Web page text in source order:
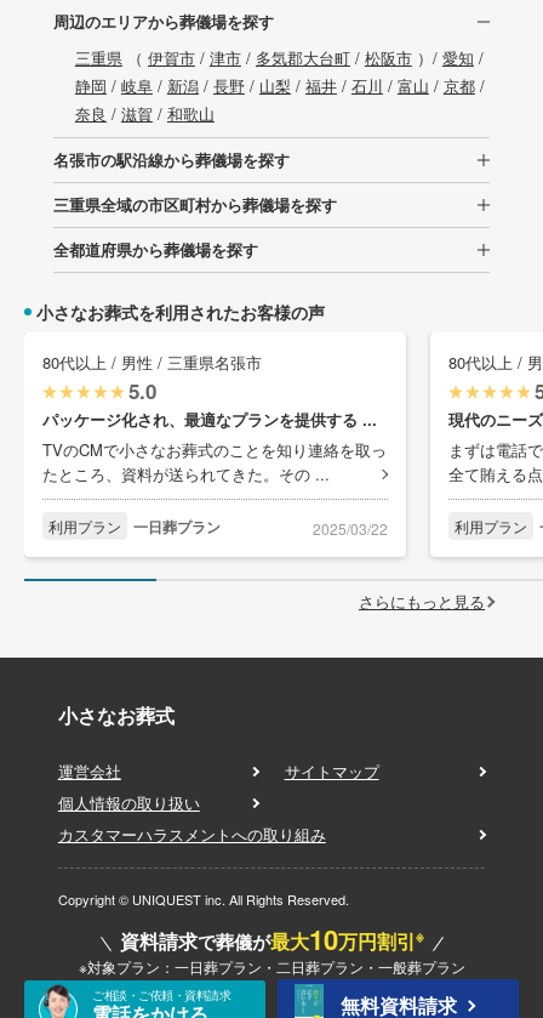
周辺のエリアから葬儀場を探す
三重県（ 伊賀市/ 津市/ 多気郡大台町/ 松阪市）/ 愛知 /
静岡 / 岐阜/ 新潟/ 長野/ 山梨 / 福井/ 石川 / 富山 / 京都/
奈良 / 滋賀 / 和歌山
名張市の駅沿線から葬儀場を探す
三重県全域の市区町村から葬儀場を探す
全都道府県から葬儀場を探す
小さなお葬式を利用されたお客様の声
80代以上 / 男性 / 三重県名張市
5.0
パッケージ化され、最適なプランを提供する ...
TVのCMで小さなお葬式のことを知り連絡を取っ
たところ、資料が送られてきた。その ...
利用プラン 一日葬プラン 2025/03/22
80代以上 /
現代のニー
まずは電話
全て賄える
利用プラン
さらにもっと見る
小さなお葬式
運営会社
サイトマップ
個人情報の取り扱い
カスタマーハラスメントへの取り組み
Copyright © UNIQUEST inc. All Rights Reserved.
資料請求で葬儀が最大10万円割引※
※対象プラン：一日葬プラン・二日葬プラン・一般葬プラン
ご相談・ご依頼・資料請求 無料資料請求